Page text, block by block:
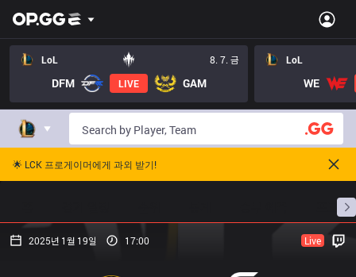
LoL 8. 7. 금
DFM LIVE GAM
LoL
WE
🌟 LCK 프로게이머에게 과외 받기!
프로빌
2025년 1월 19일 17:00 Live